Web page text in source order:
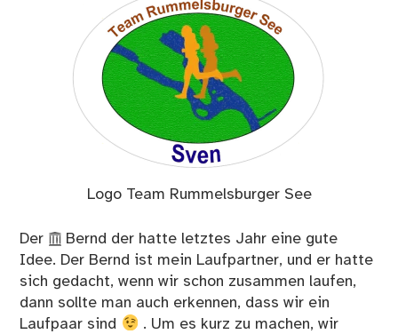
Logo Team Rummelsburger See
Der Bernd der hatte letztes Jahr eine gute
Idee. Der Bernd ist mein Laufpartner, und er hatte
sich gedacht, wenn wir schon zusammen laufen,
dann sollte man auch erkennen, dass wir ein
Laufpaar sind
. Um es kurz zu machen, wir